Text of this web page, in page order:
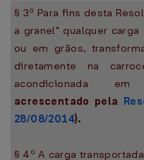
§ 3º Para fins desta
a granel" qualquer
ou em grãos,
diretamente na
acondicionada
acrescentado pela
28/08/2014).
§ 4º A carga